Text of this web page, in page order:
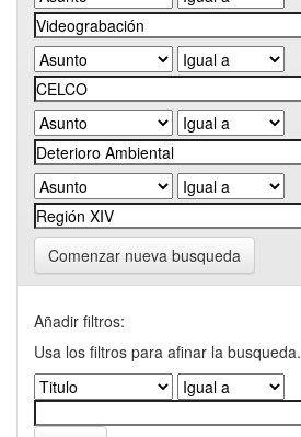
Comenzar nueva busqueda
Añadir filtros:
Usa los filtros para afinar la busqueda.